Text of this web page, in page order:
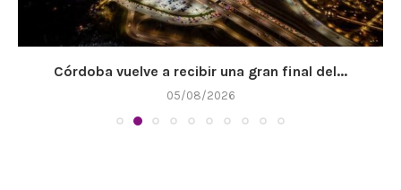
Córdoba vuelve a recibir una gran final del...
05/08/2026